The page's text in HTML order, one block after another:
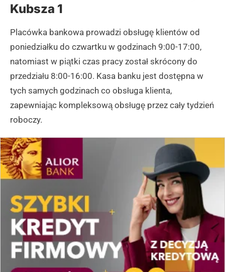
Kubsza 1
Placówka bankowa prowadzi obsługę klientów od
poniedziałku do czwartku w godzinach 9:00-17:00,
natomiast w piątki czas pracy został skrócony do
przedziału 8:00-16:00. Kasa banku jest dostępna w
tych samych godzinach co obsługa klienta,
zapewniając kompleksową obsługę przez cały tydzień
roboczy.